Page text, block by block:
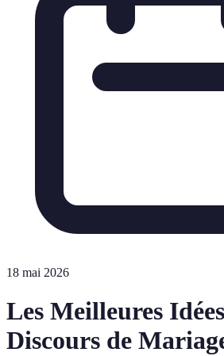
18 mai 2026
Les Meilleures
Discours de